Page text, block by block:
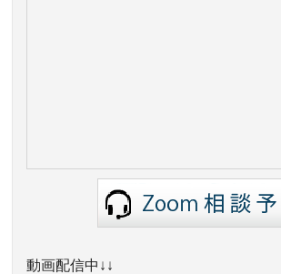
動画配信中↓↓